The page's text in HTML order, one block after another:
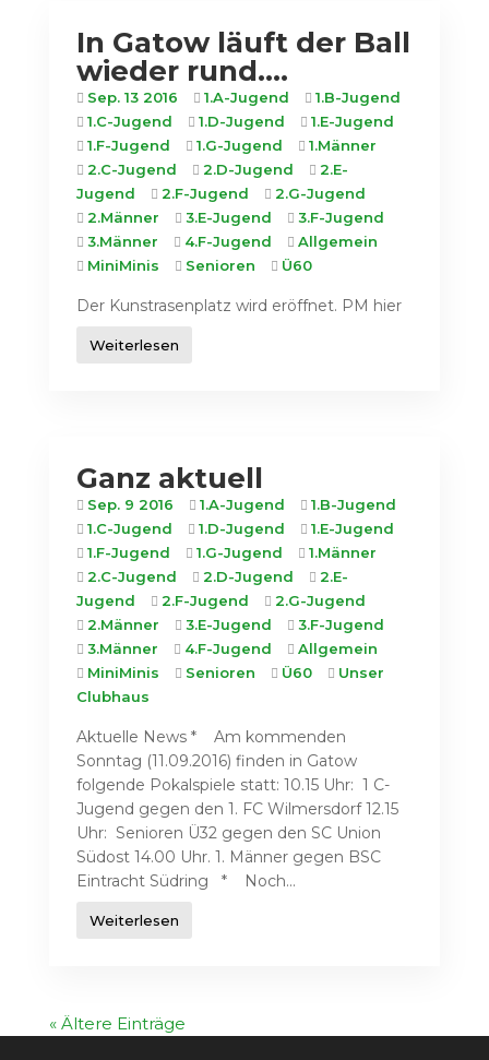
In Gatow läuft der Ball
wieder rund….
Sep. 13 2016 1.A-Jugend
1.B-Jugend
1.C-Jugend
1.D-Jugend
1.E-Jugend
1.F-Jugend
1.G-Jugend
1.Männer
2.C-Jugend
2.D-Jugend
2.E-
Jugend
2.F-Jugend
2.G-Jugend
2.Männer
3.E-Jugend
3.F-Jugend
3.Männer
4.F-Jugend
Allgemein
MiniMinis
Senioren Ü60
Der Kunstrasenplatz wird eröffnet. PM hier
Weiterlesen
Ganz aktuell
Sep. 9 2016 1.A-Jugend
1.B-Jugend
1.C-Jugend
1.D-Jugend
1.E-Jugend
1.F-Jugend
1.G-Jugend
1.Männer
2.C-Jugend
2.D-Jugend
2.E-
Jugend
2.F-Jugend
2.G-Jugend
2.Männer
3.E-Jugend
3.F-Jugend
3.Männer
4.F-Jugend
Allgemein
MiniMinis
Senioren Ü60
Unser
Clubhaus
Aktuelle News * Am kommenden
Sonntag (11.09.2016) finden in Gatow
folgende Pokalspiele statt: 10.15 Uhr: 1 C-
Jugend gegen den 1. FC Wilmersdorf 12.15
Uhr: Senioren Ü32 gegen den SC Union
Südost 14.00 Uhr. 1. Männer gegen BSC
Eintracht Südring * Noch...
Weiterlesen
« Ältere Einträge